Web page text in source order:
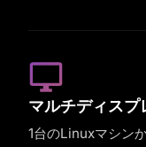
マルチディスプ
1台のLinuxマシン